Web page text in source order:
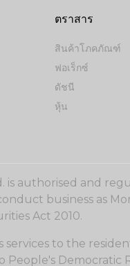
ตราสาร
สินค้าโภคภัณฑ์
ฟอเร็กซ์
ดัชนี
หุ้น
is authorised and
business as
Act 2010.
to the
Democratic